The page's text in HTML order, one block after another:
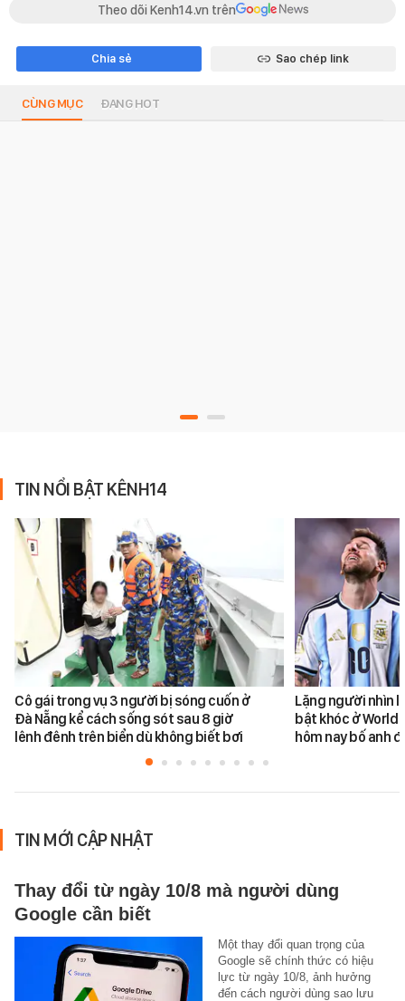
Theo dõi Kenh14.vn trên
Chia sẻ Sao chép link
CÙNG MỤC ĐANG HOT
TIN NỔI BẬT KÊNH14
Cô gái trong vụ 3 người bị sóng cuốn ở
Đà Nẵng kể cách sống sót sau 8 giờ
lênh đênh trên biển dù không biết bơi
Lặng người nhìn
bật khóc ở World
hôm nay bố anh
TIN MỚI CẬP NHẬT
Thay đổi từ ngày 10/8 mà người dùng
Google cần biết
Một thay đổi quan trọng của
Google sẽ chính thức có hiệu
lực từ ngày 10/8, ảnh hưởng
đến cách người dùng sao lưu